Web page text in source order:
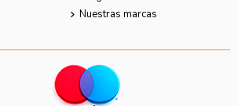
Nuestras marcas